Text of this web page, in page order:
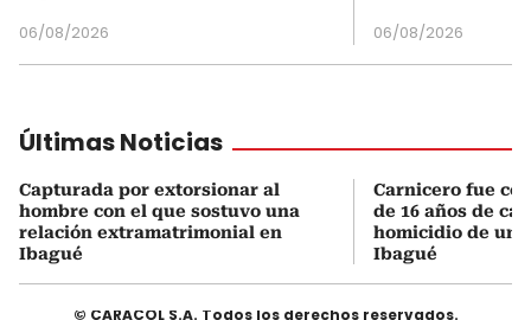
06/08/2026 06/08/2026
Últimas Noticias
Capturada por extorsionar al
hombre con el que sostuvo una
relación extramatrimonial en
Ibagué
Carnicero fue
de 16 años de
homicidio de un
Ibagué
© CARACOL S.A. Todos los derechos reservados.